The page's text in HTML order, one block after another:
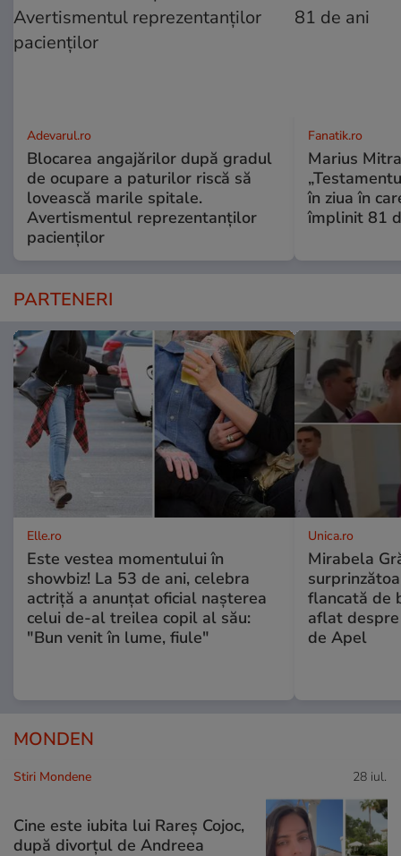
Adevarul.ro
Blocarea angajărilor după gradul
de ocupare a paturilor riscă să
lovească marile spitale.
Avertismentul reprezentanților
pacienților
Fanatik.ro
Marius
în ziua în
împlinit 81
PARTENERI
Elle.ro
Este vestea momentului în
showbiz! La 53 de ani, celebra
actriță a anunțat oficial nașterea
celui de-al treilea copil al său:
"Bun venit în lume, fiule"
Unica.ro
Mirabela
flancată de
aflat
de Apel
MONDEN
Stiri Mondene 28 iul.
Cine este iubita lui Rareș Cojoc,
după divorțul de Andreea